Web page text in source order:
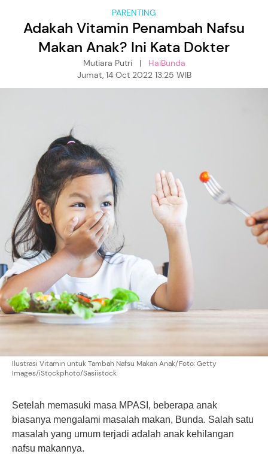
PARENTING
Adakah Vitamin Penambah Nafsu
Makan Anak? Ini Kata Dokter
Mutiara Putri | HaiBunda
Jumat, 14 Oct 2022 13:25 WIB
Ilustrasi Vitamin untuk Tambah Nafsu Makan Anak/Foto: Getty
Images/iStockphoto/Sasiistock
Setelah memasuki masa MPASI, beberapa anak
biasanya mengalami masalah makan, Bunda. Salah satu
masalah yang umum terjadi adalah anak kehilangan
nafsu makannya.